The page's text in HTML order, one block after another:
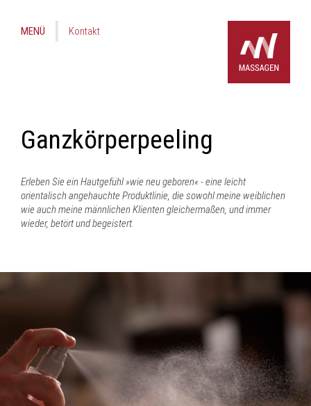
MENÜ Kontakt
Ganzkörperpeeling
Erleben Sie ein Hautgefühl »wie neu geboren« - eine leicht
orientalisch angehauchte Produktlinie, die sowohl meine weiblichen
wie auch meine männlichen Klienten gleichermaßen, und immer
wieder, betört und begeistert.